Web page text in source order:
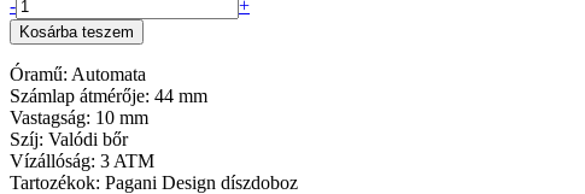
Design
Prestige
-
Automata
óra
-
3
színvariáció
- +
Kosárba teszem
Óramű: Automata
Számlap átmérője: 44 mm
Vastagság: 10 mm
Szíj: Valódi bőr
Vízállóság: 3 ATM
Tartozékok: Pagani Design díszdoboz